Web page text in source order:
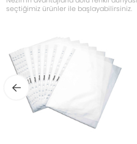
seçtiğimiz ürünler ile başlayabilirsiniz.